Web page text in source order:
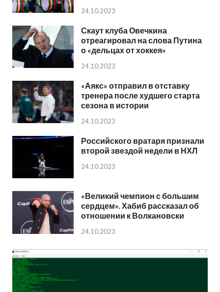
24.10.2023
Скаут клуба Овечкина
отреагировал на слова Путина
о «дельцах от хоккея»
24.10.2023
«Аякс» отправил в отставку
тренера после худшего старта
сезона в истории
24.10.2023
Российского вратаря признали
второй звездой недели в НХЛ
24.10.2023
«Великий чемпион с большим
сердцем». Хабиб рассказал об
отношении к Волкановски
24.10.2023